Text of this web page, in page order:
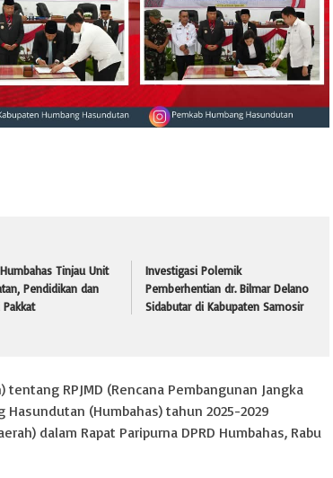
Tinjau Unit
Pendidikan dan
Pakkat
Investigasi Polemik
Pemberhentian dr. Bilmar Delano
Sidabutar di Kabupaten Samosir
tentang RPJMD (Rencana Pembangunan Jangka
Hasundutan (Humbahas) tahun 2025-2029
dalam Rapat Paripurna DPRD Humbahas, Rabu